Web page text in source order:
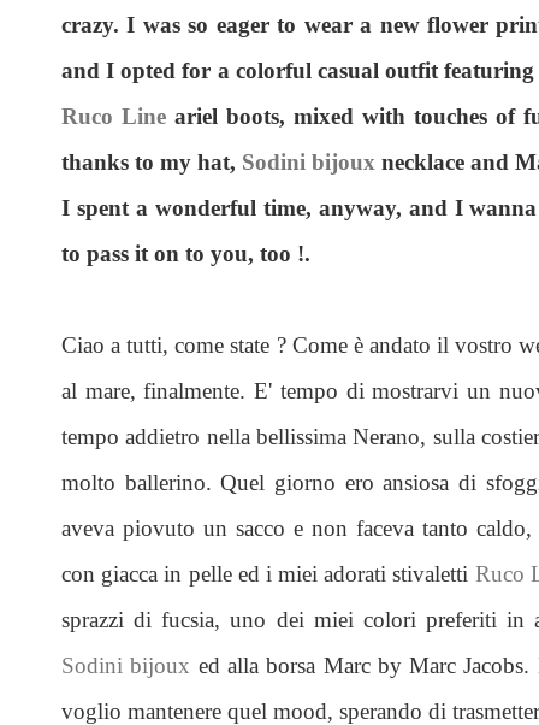
crazy. I was so eager to wear a new flower
and I opted for a colorful casual outfit
Ruco Line ariel boots, mixed with touches of
thanks to my hat, Sodini bijoux necklace and
I spent a wonderful time, anyway, and I
to pass it on to you, too !.
Ciao a tutti, come state ? Come è andato il vostro
al mare, finalmente. E' tempo di mostrarvi un
tempo addietro nella bellissima Nerano, sulla
molto ballerino. Quel giorno ero ansiosa di
aveva piovuto un sacco e non faceva tanto
con giacca in pelle ed i miei adorati stivaletti Ruco
sprazzi di fucsia, uno dei miei colori preferiti in
Sodini bijoux ed alla borsa Marc by Marc
voglio mantenere quel mood, sperando di